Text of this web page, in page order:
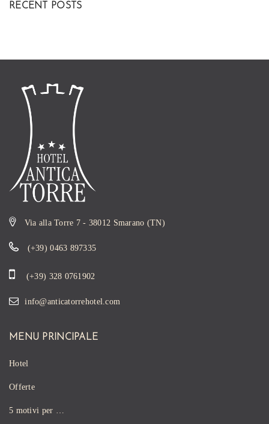
RECENT POSTS
Via alla Torre 7 - 38012 Smarano (TN)
(+39) 0463 897335
(+39) 328 0761902
info@anticatorrehotel.com
MENU PRINCIPALE
Hotel
Offerte
5 motivi per …